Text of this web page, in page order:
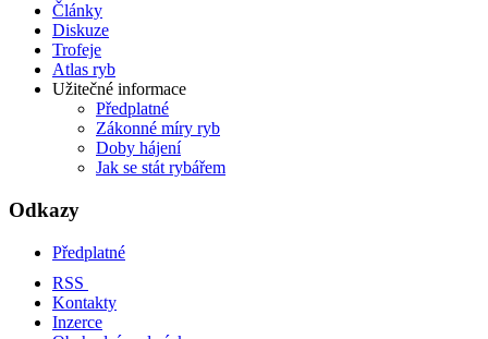
Články
Diskuze
Trofeje
Atlas ryb
Užitečné informace
Předplatné
Zákonné míry ryb
Doby hájení
Jak se stát rybářem
Odkazy
Předplatné
RSS
Kontakty
Inzerce